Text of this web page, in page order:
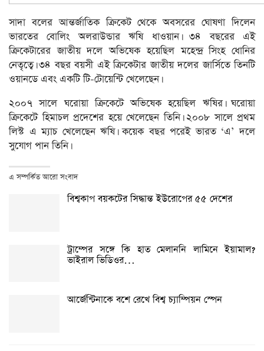
সাদা বলের আন্তর্জাতিক ক্রিকেট থেকে অবসরের ঘোষণা দিলেন
ভারতের বোলিং অলরাউন্ডার ঋষি ধাওয়ান। ৩৪ বছরের এই
ক্রিকেটারের জাতীয় দলে অভিষেক হয়েছিল মহেন্দ্র সিংহ ধোনির
নেতৃত্বে। ৩৪ বছর বয়সী এই ক্রিকেটার জাতীয় দলের জার্সিতে তিনটি
ওয়ানডে এবং একটি টি-টোয়েন্টি খেলেছেন।
২০০৭ সালে ঘরোয়া ক্রিকেটে অভিষেক হয়েছিল ঋষির। ঘরোয়া
ক্রিকেটে হিমাচল প্রদেশের হয়ে খেলেছেন তিনি। ২০০৮ সালে প্রথম
লিস্ট এ ম্যাচ খেলেছেন ঋষি। কয়েক বছর পরেই ভারত ‘এ’ দলে
সুযোগ পান তিনি।
এ সম্পর্কিত আরো সংবাদ
বিশ্বকাপ বয়কটের সিদ্ধান্ত ইউরোপের ৫৫ দেশের
ট্রাম্পের সঙ্গে কি হাত মেলাননি লামিনে ইয়ামাল?
ভাইরাল ভিডিওর…
আর্জেন্টিনাকে বশে রেখে বিশ্ব চ্যাম্পিয়ন স্পেন